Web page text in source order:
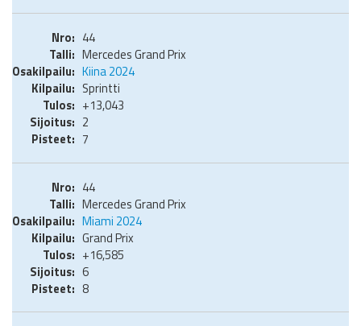
44
Mercedes Grand Prix
Kiina 2024
Sprintti
+13,043
2
7
44
Mercedes Grand Prix
Miami 2024
Grand Prix
+16,585
6
8